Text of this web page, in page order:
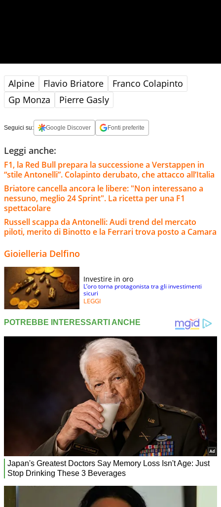
Alpine Flavio Briatore
Franco Colapinto
Gp Monza
Pierre Gasly
Seguici su: Google Discover Fonti preferite
Leggi anche:
F1, la Red Bull prepara la successione a Verstappen in
“stile Antonelli”. Colapinto derubato, che attacco all’Italia
Briatore cancella ancora le libere: "Non interessano a
nessuno, meglio 24 Sprint". La ricetta per una F1
spettacolare
Russell scappa da Antonelli: Audi trend del mercato
piloti, merito di Binotto e la Ferrari trova posto a Camara
Gioielleria Delfino
Investire in oro
L’oro torna protagonista tra gli investimenti
sicuri
LEGGI